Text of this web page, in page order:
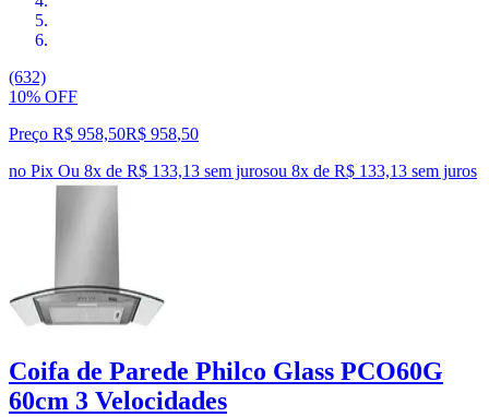
(632)
10% OFF
Preço R$ 958,50R$ 958,50
no Pix Ou 8x de R$ 133,13 sem jurosou 8x de R$ 133,13 sem juros
Coifa de Parede Philco Glass PCO60G
60cm 3 Velocidades